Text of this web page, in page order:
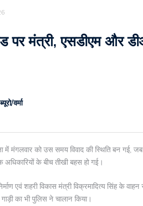
पर मंत्री, एसडीएम और
वर्मा
में मंगलवार को उस समय विवाद की स्थिति बन गई,
के बीच तीखी बहस हो गई।
एवं शहरी विकास मंत्री विक्रमादित्य सिंह के
का भी पुलिस ने चालान किया।